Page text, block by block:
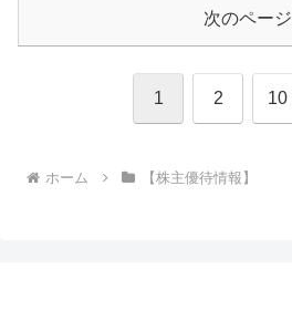
次のページ
1 2 10
ホーム 【株主優待情報】